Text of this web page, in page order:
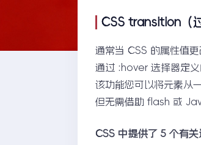
CSS transition（
通常当 CSS 的属性值
通过 :hover 选择器定
该功能您可以将元素从
但无需借助 flash 或
CSS 中提供了 5 个有关